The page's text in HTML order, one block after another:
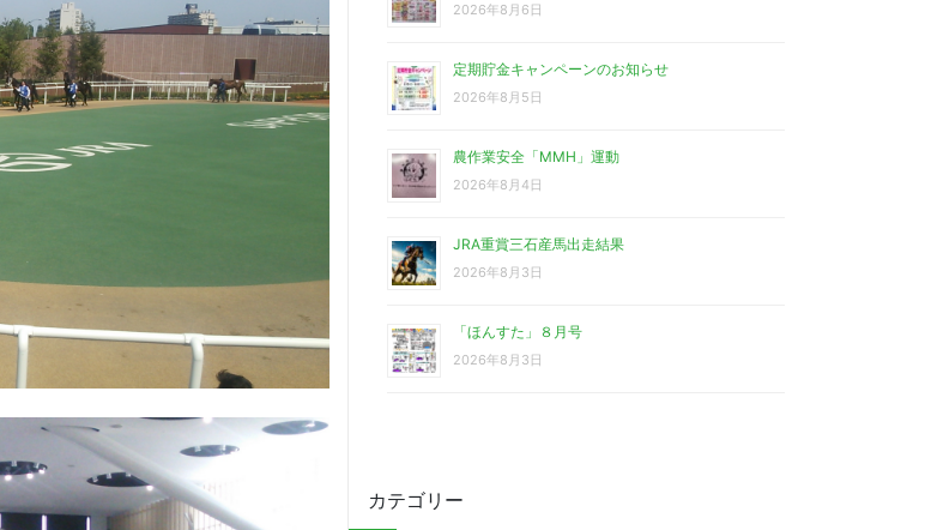
2026年8月6日
定期貯金キャンペーンのお知らせ
2026年8月5日
農作業安全「MMH」運動
2026年8月4日
JRA重賞三石産馬出走結果
2026年8月3日
「ほんすた」８月号
2026年8月3日
カテゴリー